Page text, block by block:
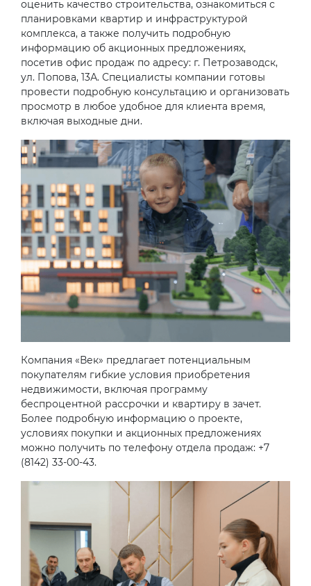
оценить качество строительства, ознакомиться с
планировками квартир и инфраструктурой
комплекса, а также получить подробную
информацию об акционных предложениях,
посетив офис продаж по адресу: г. Петрозаводск,
ул. Попова, 13А. Специалисты компании готовы
провести подробную консультацию и организовать
просмотр в любое удобное для клиента время,
включая выходные дни.
Компания «Век» предлагает потенциальным
покупателям гибкие условия приобретения
недвижимости, включая программу
беспроцентной рассрочки и квартиру в зачет.
Более подробную информацию о проекте,
условиях покупки и акционных предложениях
можно получить по телефону отдела продаж: +7
(8142) 33-00-43.